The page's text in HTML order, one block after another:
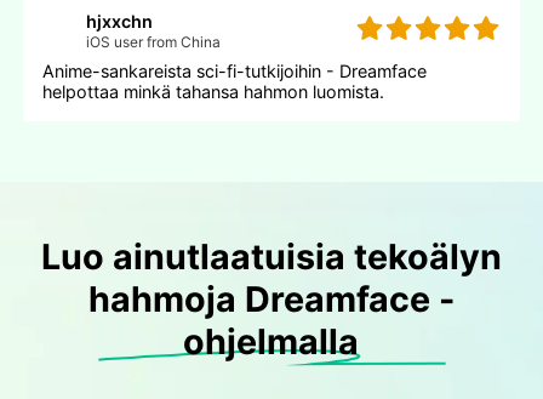
hjxxchn
iOS user from China
Anime-sankareista sci-fi-tutkijoihin - Dreamface
helpottaa minkä tahansa hahmon luomista.
Luo ainutlaatuisia tekoälyn
hahmoja Dreamface -
ohjelmalla